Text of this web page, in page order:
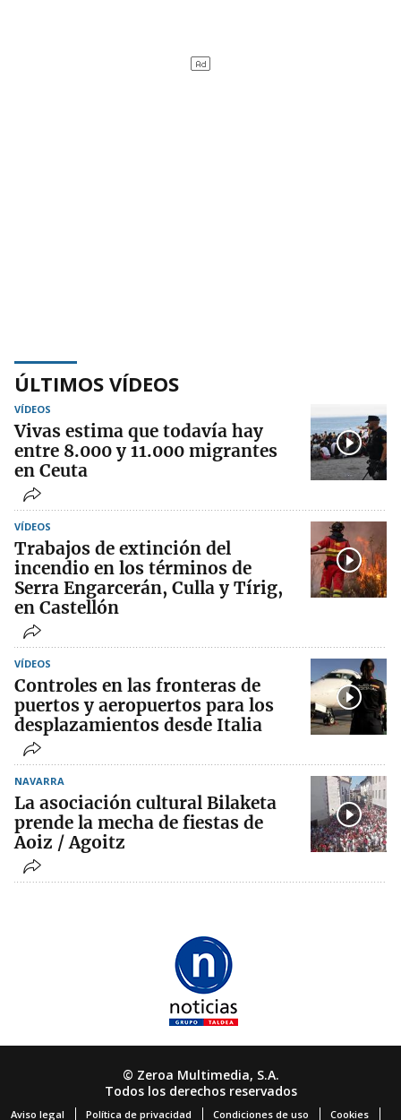
ÚLTIMOS VÍDEOS
VÍDEOS
Vivas estima que todavía hay
entre 8.000 y 11.000 migrantes
en Ceuta
VÍDEOS
Trabajos de extinción del
incendio en los términos de
Serra Engarcerán, Culla y Tírig,
en Castellón
VÍDEOS
Controles en las fronteras de
puertos y aeropuertos para los
desplazamientos desde Italia
NAVARRA
La asociación cultural Bilaketa
prende la mecha de fiestas de
Aoiz / Agoitz
© Zeroa Multimedia, S.A.
Todos los derechos reservados
Aviso legal Política de privacidad Condiciones de uso Cookies